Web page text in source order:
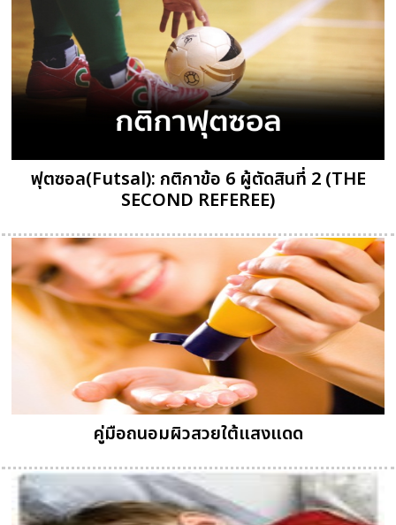
ฟุตซอล(Futsal): กติกาข้อ 6 ผู้ตัดสินที่ 2 (THE
SECOND REFEREE)
คู่มือถนอมผิวสวยใต้แสงแดด